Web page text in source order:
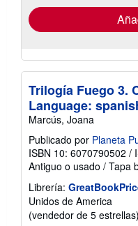
Trilogía Fuego 3.
Language:
Marcús, Joana
Publicado por Planeta
ISBN 10: 6070790502 /
Antiguo o usado / Tapa
Librería:
Unidos de America
(vendedor de 5 estrellas)